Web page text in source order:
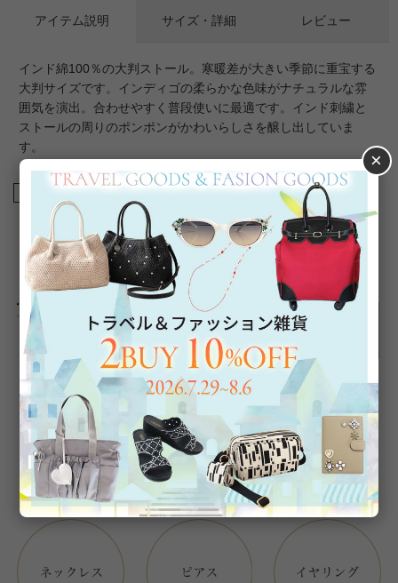
アイテム説明
インド綿100％の大判ストール。寒暖差が大きい季節に重宝する
大判サイズです。インディゴの柔らかな色味がナチュラルな雰
囲気を演出。合わせやすく普段使いに最適です。インド刺繍と
ストールの周りのポンポンがかわいらしさを醸し出していま
す。
サイズ・詳細 レビュー
2450031
返品について
Category
アイテムカテゴリー
×